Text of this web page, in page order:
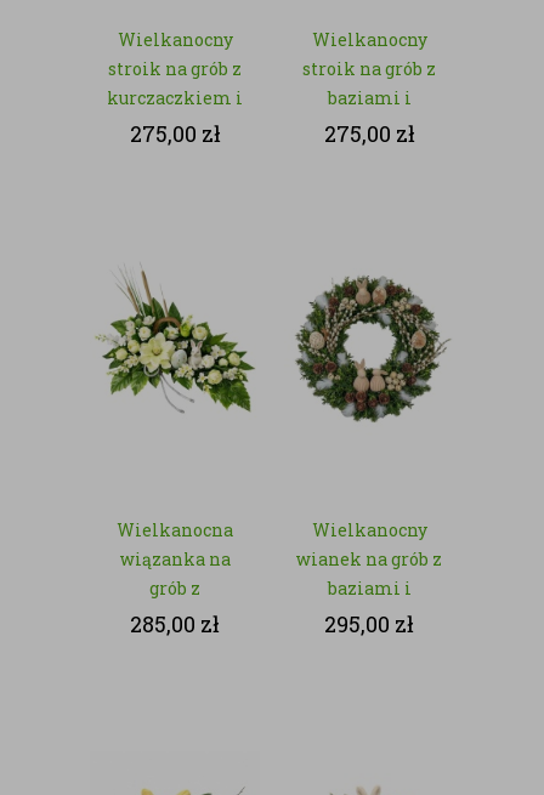
Wielkanocny
stroik na grób z
kurczaczkiem i
jajkiem –
275,00 zł
Wielkanocny
stroik na grób z
baziami i
zajączkiem – z
275,00 zł
Wielkanocna
wiązanka na
grób z
zajączkiem i
285,00 zł
Wielkanocny
wianek na grób z
baziami i
zajączkami –
295,00 zł